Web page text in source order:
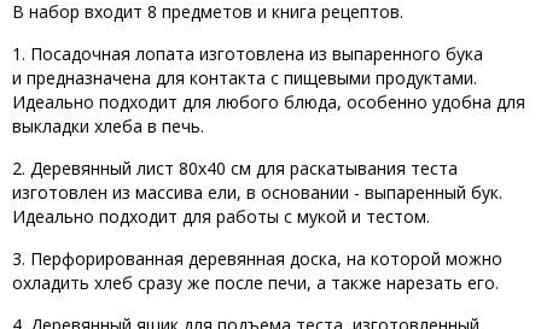
В набор входит 8 предметов и книга рецептов.
1. Посадочная лопата изготовлена из выпаренного бука
и предназначена для контакта с пищевыми продуктами.
Идеально подходит для любого блюда, особенно удобна для
выкладки хлеба в печь.
2. Деревянный лист 80х40 см для раскатывания теста
изготовлен из массива ели, в основании - выпаренный бук.
Идеально подходит для работы с мукой и тестом.
3. Перфорированная деревянная доска, на которой можно
охладить хлеб сразу же после печи, а также нарезать его.